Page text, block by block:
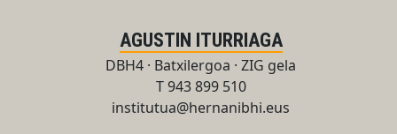
AGUSTIN ITURRIAGA
DBH4 · Batxilergoa · ZIG gela
T 943 899 510
institutua@hernanibhi.eus